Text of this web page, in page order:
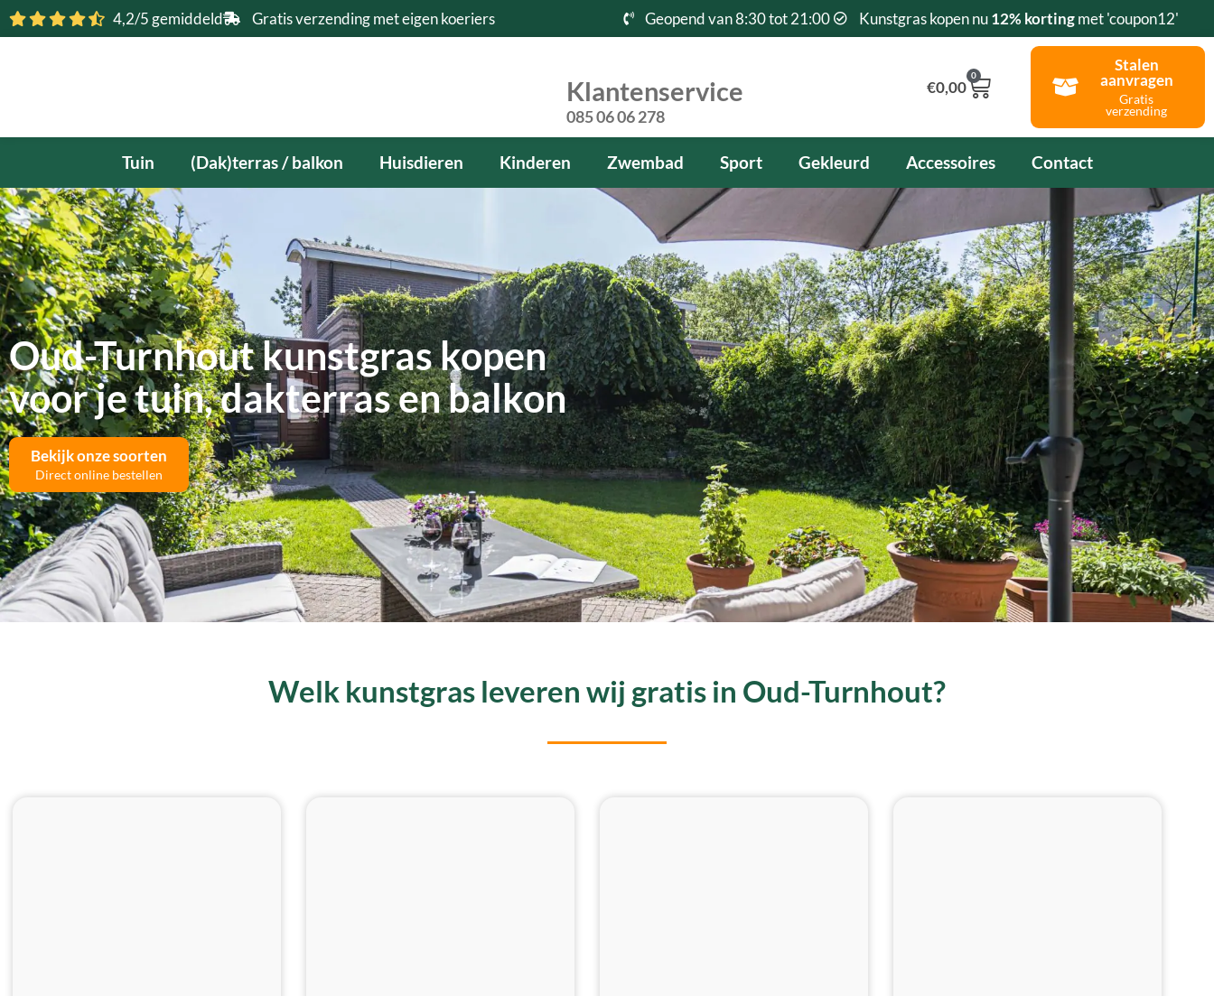
Ga
naar
4,2/5 gemiddeld Gratis verzending met eigen koeriers Geopend van 8:30 tot 21:00 Kunstgras kopen nu12% kortingmet 'coupon12'
Klantenservice
085 06 06 278
€0,00
0
Winkelwagen
Stalen
aanvragen
Gratis
verzending
Tuin (Dak)terras / balkon Huisdieren Kinderen Zwembad Sport Gekleurd Accessoires Contact
Oud-Turnhout kunstgras kopen
voor je tuin, dakterras en balkon
Bekijk onze soorten
Direct online bestellen
Welk kunstgras leveren wij gratis in Oud-Turnhout?